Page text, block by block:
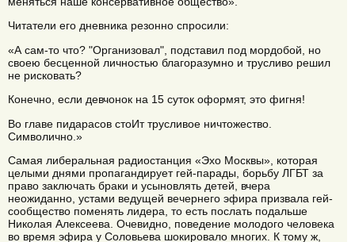
Читатели его дневника резонно спросили:
«А сам-то что? "Организовал", подставил под мордобой, но
своею бесценной личностью благоразумно и трусливо решил
не рисковать?
Конечно, если девчонок на 15 суток оформят, это фигня!
Во главе пидарасов стоИт трусливое ничтожество.
Символично.»
Самая либеральная радиостанция «Эхо Москвы», которая
целыми днями пропагандирует гей-парады, борьбу ЛГБТ за
право заключать браки и усыновлять детей, вчера
неожиданно, устами ведущей вечернего эфира призвала гей-
сообщество поменять лидера, то есть послать подальше
Николая Алексеева. Очевидно, поведение молодого человека
во время эфира у Соловьева шокировало многих. К тому ж,